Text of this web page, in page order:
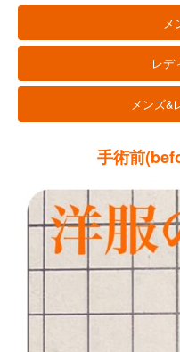
メ
レデ
メンズ&
手術前